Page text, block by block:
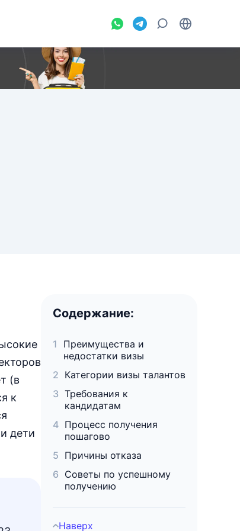
(в
к
дети
Содержание:
Преимущества и
недостатки визы
Категории визы талантов
Требования к
кандидатам
Процесс получения
пошагово
Причины отказа
Советы по успешному
получению
Наверх